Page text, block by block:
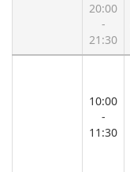
20:00
-
21:30
10:00
-
11:30